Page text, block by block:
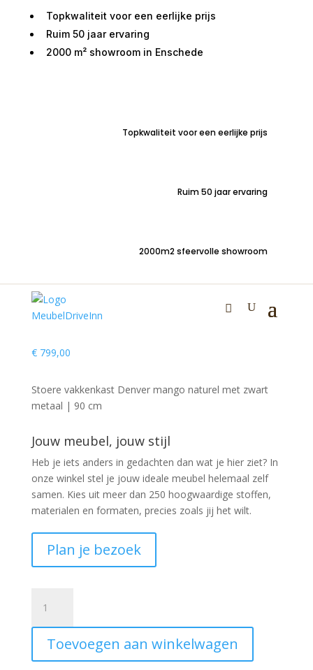
Topkwaliteit voor een eerlijke prijs
Ruim 50 jaar ervaring
2000 m² showroom in Enschede
Topkwaliteit voor een eerlijke prijs
Ruim 50 jaar ervaring
2000m2 sfeervolle showroom
Vakkenkast Denver
mango naturel 90cm
€799,00
Stoere vakkenkast Denver mango naturel met zwart
metaal | 90 cm
Jouw meubel, jouw stijl
Heb je iets anders in gedachten dan wat je hier ziet? In
onze winkel stel je jouw ideale meubel helemaal zelf
samen. Kies uit meer dan 250 hoogwaardige stoffen,
materialen en formaten, precies zoals jij het wilt.
Plan je bezoek
Denver
mango
naturel
90cm
Toevoegen aan winkelwagen